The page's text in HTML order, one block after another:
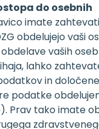
do osebnih
imate
obdelujejo vaši
vaših
lahko
in
podatke
Prav tako imate